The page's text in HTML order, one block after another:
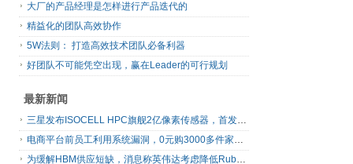
大厂的产品经理是怎样进行产品迭代的
精益化的团队高效协作
5W法则： 打造高效技术团队必备利器
好团队不可能凭空出现，赢在Leader的可行规划
最新新闻
三星发布ISOCELL HPC旗舰2亿像素传感器，首发16-bit RAW输出
电商平台前员工利用系统漏洞，0元购3000多件家电！
为缓解HBM供应短缺，消息称英伟达考虑降低Rubin Ultra GPU配置